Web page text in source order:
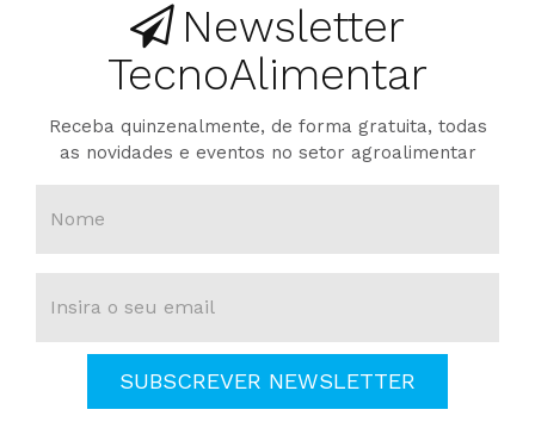
Newsletter
TecnoAlimentar
Receba quinzenalmente, de forma gratuita, todas
as novidades e eventos no setor agroalimentar
SUBSCREVER NEWSLETTER